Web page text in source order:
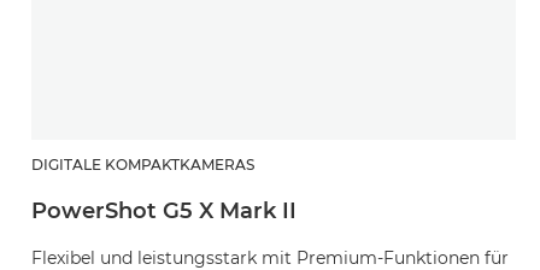
DIGITALE KOMPAKTKAMERAS
PowerShot G5 X Mark II
Flexibel und leistungsstark mit Premium-Funktionen für